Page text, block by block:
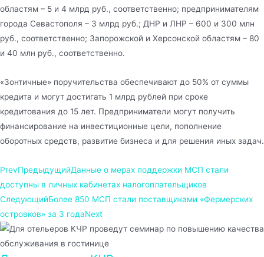
областям – 5 и 4 млрд руб., соответственно; предпринимателям
города Севастополя – 3 млрд руб.; ДНР и ЛНР – 600 и 300 млн
руб., соответственно; Запорожской и Херсонской областям – 80
и 40 млн руб., соответственно.
«Зонтичные» поручительства обеспечивают до 50% от суммы
кредита и могут достигать 1 млрд рублей при сроке
кредитования до 15 лет. Предприниматели могут получить
финансирование на инвестиционные цели, пополнение
оборотных средств, развитие бизнеса и для решения иных задач.
PrevПредыдущийДанные о мерах поддержки МСП стали
доступны в личных кабинетах налогоплательщиков
СледующийБолее 850 МСП стали поставщиками «Фермерских
островков» за 3 годаNext